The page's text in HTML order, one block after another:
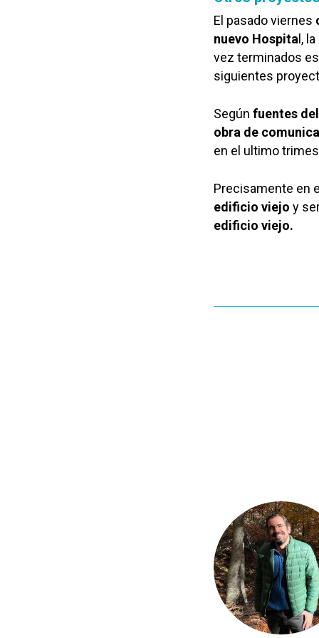
El pasado viernes
nuevo Hospita l,
vez terminados
siguientes
Según fuentes
obra de
en el ultimo
Precisamente en
edificio viejo y
edificio viejo.